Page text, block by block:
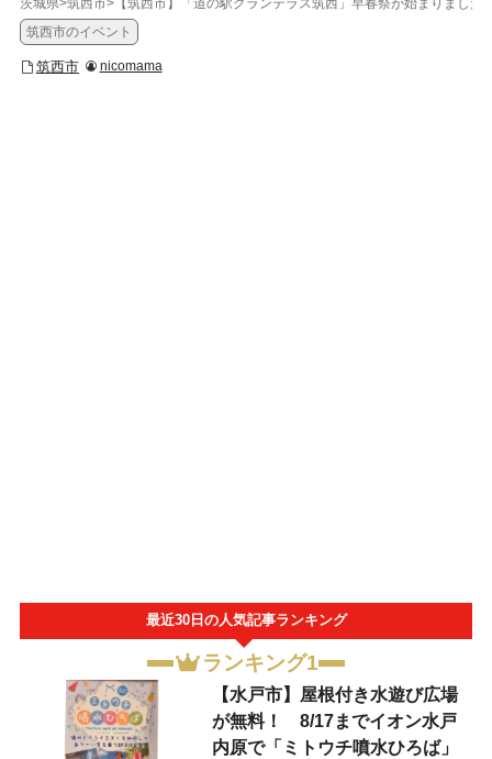
茨城県>筑西市>【筑西市】「道の駅グランテラス筑西」早春祭が始まりました
筑西市のイベント
筑西市 nicomama
最近30日の人気記事ランキング
ランキング1
【水戸市】屋根付き水遊び広場
が無料！ 8/17までイオン水戸
内原で「ミトウチ噴水ひろば」